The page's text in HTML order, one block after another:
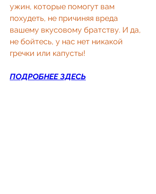
ужин, которые помогут вам
похудеть, не причиняя вреда
вашему вкусовому братству. И да,
не бойтесь, у нас нет никакой
гречки или капусты!
ПОДРОБНЕЕ ЗДЕСЬ